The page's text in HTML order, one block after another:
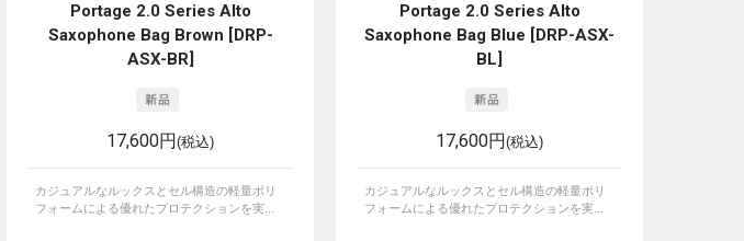
Portage 2.0 Series Alto
Saxophone Bag Brown [DRP-
ASX-BR]
17,600円(税込)
カジュアルなルックスとセル構造の軽量ポリ
フォームによる優れたプロテクションを実...
Portage 2.0 Series Alto
Saxophone Bag Blue [DRP-ASX-
BL]
17,600円(税込)
カジュアルなルックスとセル構造の軽量ポリ
フォームによる優れたプロテクションを実...